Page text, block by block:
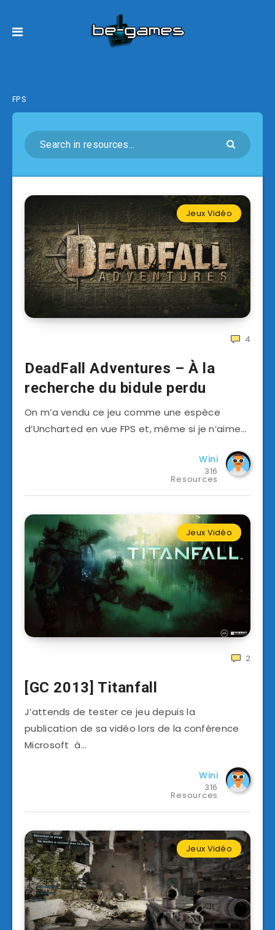
FPS
Jeux Vidéo
4
DeadFall Adventures – À la
recherche du bidule perdu
On m’a vendu ce jeu comme une espèce
d’Uncharted en vue FPS et, même si je n’aime…
Wini
316
Resources
Jeux Vidéo
2
[GC 2013] Titanfall
J’attends de tester ce jeu depuis la
publication de sa vidéo lors de la conférence
Microsoft à…
Wini
316
Resources
Jeux Vidéo